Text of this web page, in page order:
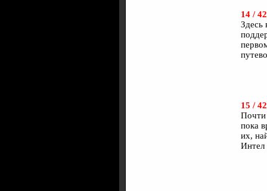
14 / 42
Здесь
15 / 42
Почти
пока
их,
Интел